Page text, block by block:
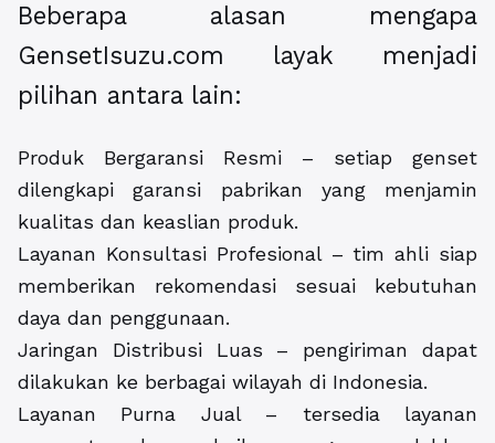
Beberapa alasan mengapa
GensetIsuzu.com layak menjadi
pilihan antara lain:
Produk Bergaransi Resmi – setiap genset
dilengkapi garansi pabrikan yang menjamin
kualitas dan keaslian produk.
Layanan Konsultasi Profesional – tim ahli siap
memberikan rekomendasi sesuai kebutuhan
daya dan penggunaan.
Jaringan Distribusi Luas – pengiriman dapat
dilakukan ke berbagai wilayah di Indonesia.
Layanan Purna Jual – tersedia layanan